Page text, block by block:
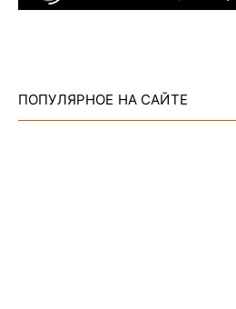
ПОПУЛЯРНОЕ НА САЙТЕ